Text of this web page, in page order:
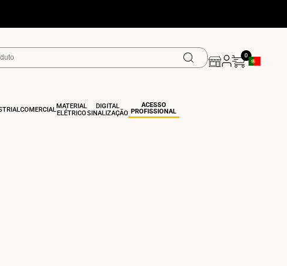
0
Botão De
COMERCIAL MATERIAL
ELÉTRICO
DIGITAL
SINALIZAÇÃO
ACESSO
PROFISSIONAL